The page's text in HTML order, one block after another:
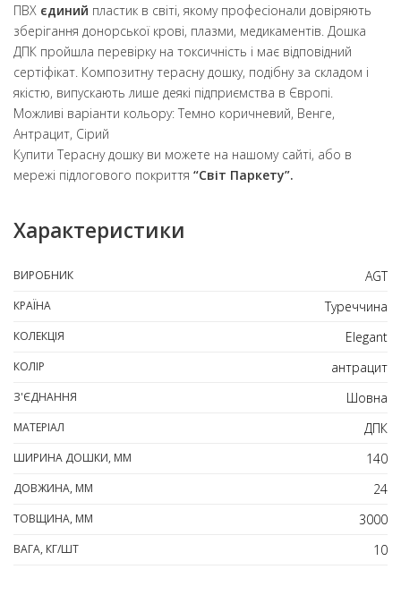
ПВХ єдиний пластик в світі, якому професіонали довіряють
зберігання донорської крові, плазми, медикаментів. Дошка
ДПК пройшла перевірку на токсичність і має відповідний
сертіфікат. Композитну терасну дошку, подібну за складом і
якістю, випускають лише деякі підприємства в Європі.
Можливі варіанти кольору: Темно коричневий, Венге,
Антрацит, Сірий
Купити Терасну дошку ви можете на нашому сайті, або в
мережі підлогового покриття “Світ Паркету”.
Характеристики
ВИРОБНИК AGT
КРАЇНА Туреччина
КОЛЕКЦІЯ Elegant
КОЛІР антрацит
З'ЄДНАННЯ Шовна
МАТЕРІАЛ ДПК
ШИРИНА ДОШКИ, ММ 140
ДОВЖИНА, ММ 24
ТОВЩИНА, ММ 3000
ВАГА, КГ/ШТ 10